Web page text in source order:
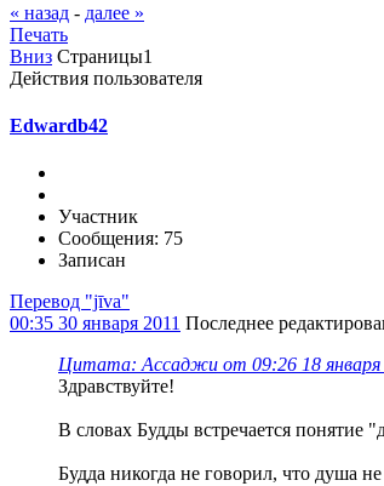
« назад - далее »
Печать
Вниз Страницы1
Действия пользователя
Edwardb42
Участник
Сообщения: 75
Записан
Перевод "jīva"
00:35 30 января 2011 Последнее
Цитата: Ассаджи от 09:26 18 января
Здравствуйте!
В словах Будды встречается понятие
Будда никогда не говорил, что душа